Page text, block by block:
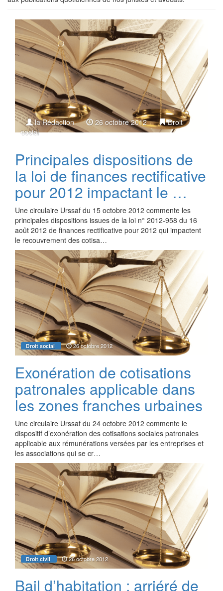
la Rédaction 26 octobre 2012
Droit
social
Principales dispositions de
la loi de finances rectificative
pour 2012 impactant le …
Une circulaire Urssaf du 15 octobre 2012 commente les
principales dispositions issues de la loi n° 2012-958 du 16
août 2012 de finances rectificative pour 2012 qui impactent
le recouvrement des cotisa…
Droit social 26 octobre 2012
Exonération de cotisations
patronales applicable dans
les zones franches urbaines
Une circulaire Urssaf du 24 octobre 2012 commente le
dispositif d’exonération des cotisations sociales patronales
applicable aux rémunérations versées par les entreprises et
les associations qui se cr…
Droit civil 26 octobre 2012
Bail d’habitation : arriéré de